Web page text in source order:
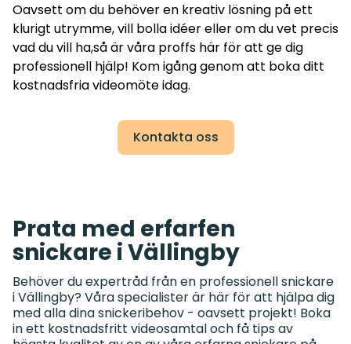
Oavsett om du behöver en kreativ lösning på ett
klurigt utrymme, vill bolla idéer eller om du vet precis
vad du vill ha,så är våra proffs här för att ge dig
professionell hjälp! Kom igång genom att boka ditt
kostnadsfria videomöte idag.
Kontakta oss
Prata med erfarfen
snickare i Vällingby
Behöver du expertråd från en professionell snickare
i Vällingby? Våra specialister är här för att hjälpa dig
med alla dina snickeribehov - oavsett projekt! Boka
in ett kostnadsfritt videosamtal och få tips av